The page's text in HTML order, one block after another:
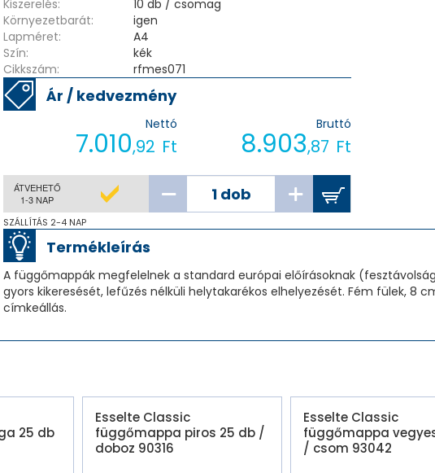
Kiszerelés:
10 db / csomag
Környezetbarát:
igen
Lapméret:
A4
Szín:
kék
Cikkszám:
rfmes071
Ár / kedvezmény
Nettó
7.010,92 Ft
Bruttó
8.903,87 Ft
ÁTVEHETŐ
1-3 NAP
SZÁLLÍTÁS 2-4 NAP
Termékleírás
A függőmappák megfelelnek a standard európai előírásoknak
gyors kikeresését, lefűzés nélküli helytakarékos elhelyezését. Fém fülek, 8
címkeállás.
25 db
Esselte Classic
függőmappa piros 25 db /
doboz 90316
Esselte Classic
függőmappa
/ csom 93042